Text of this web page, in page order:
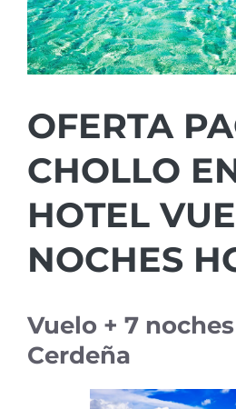
OFERTA
CHOLLO
HOTEL
NOCHES
Vuelo + 7
Cerdeña